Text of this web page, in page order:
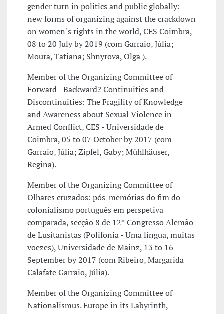
gender turn in politics and public globally:
new forms of organizing against the crackdown
on women´s rights in the world, CES Coimbra,
08 to 20 July by 2019 (com Garraio, Júlia;
Moura, Tatiana; Shnyrova, Olga ).
Member of the Organizing Committee of
Forward - Backward? Continuities and
Discontinuities: The Fragility of Knowledge
and Awareness about Sexual Violence in
Armed Conflict, CES - Universidade de
Coimbra, 05 to 07 October by 2017 (com
Garraio, Júlia; Zipfel, Gaby; Mühlhäuser,
Regina).
Member of the Organizing Committee of
Olhares cruzados: pós-memórias do fim do
colonialismo português em perspetiva
comparada, secção 8 de 12º Congresso Alemão
de Lusitanistas (Polifonia - Uma língua, muitas
voezes), Universidade de Mainz, 13 to 16
September by 2017 (com Ribeiro, Margarida
Calafate Garraio, Júlia).
Member of the Organizing Committee of
Nationalismus. Europe in its Labyrinth,